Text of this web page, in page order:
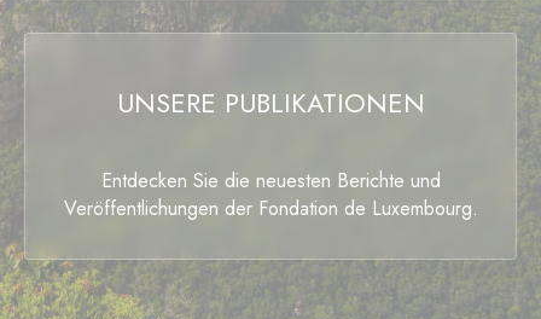
UNSERE PUBLIKATIONEN
Entdecken Sie die neuesten Berichte und
Veröffentlichungen der Fondation de Luxembourg.